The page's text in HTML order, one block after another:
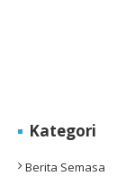
Kategori
Berita Semasa